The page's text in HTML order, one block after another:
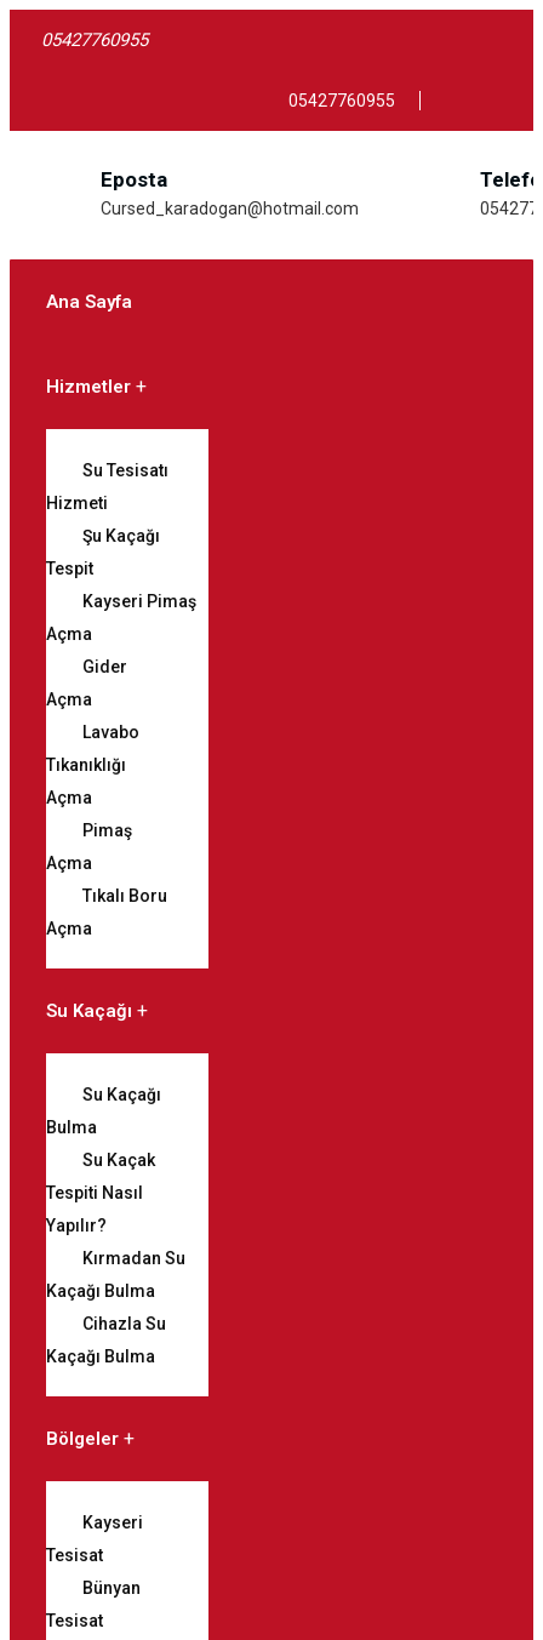
05427760955
05427760955
Eposta
Cursed_karadogan@hotmail.com
Ana Sayfa
Hizmetler
Su Tesisatı
Hizmeti
Şu Kaçağı
Tespit
Kayseri Pimaş
Açma
Gider
Açma
Lavabo
Tıkanıklığı
Açma
Pimaş
Açma
Tıkalı Boru
Açma
Su Kaçağı
Su Kaçağı
Bulma
Su Kaçak
Tespiti Nasıl
Yapılır?
Kırmadan Su
Kaçağı Bulma
Cihazla Su
Kaçağı Bulma
Bölgeler
Kayseri
Tesisat
Bünyan
Tesisat